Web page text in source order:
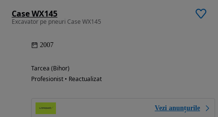
Case WX145
Excavator pe pneuri Case WX145
2007
Tarcea (Bihor)
Profesionist • Reactualizat
Vezi anunțurile